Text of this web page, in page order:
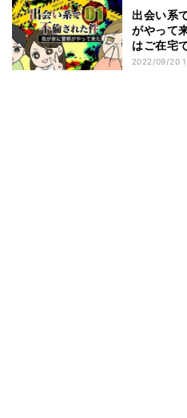
出会い系
がやって
はご在宅
の気兼ね
2022/09/20